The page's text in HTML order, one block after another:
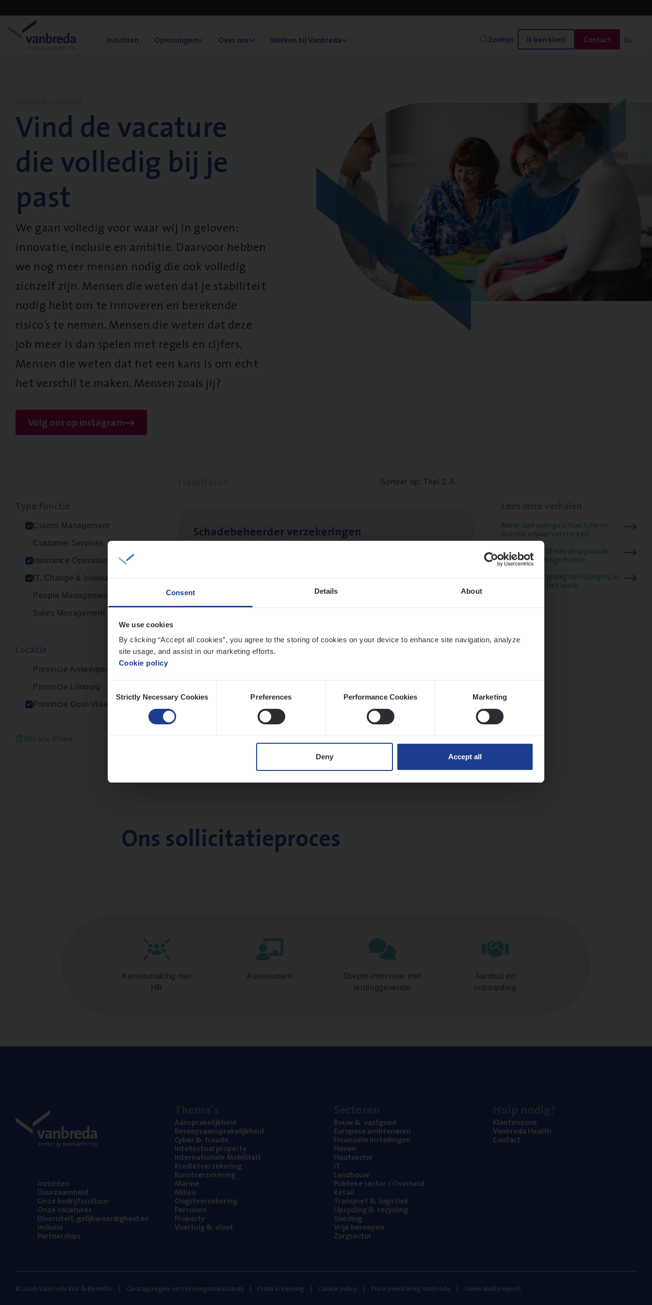
Consent Details About
We use cookies
By clicking “Accept all cookies”, you agree to the storing of cookies on your device to enhance site navigation, analyze
site usage, and assist in our marketing efforts.
Cookie policy
Selection
Strictly Necessary Cookies Preferences Performance Cookies Marketing
Deny Accept all
Inzichten Oplossingen Over ons Werken bij Vanbreda Zoeken Ik ben klant Contact NL
Vind de vacature
die volledig bij je
past
We gaan volledig voor waar wij in geloven:
innovatie, inclusie en ambitie. Daarvoor hebben
we nog meer mensen nodig die ook volledig
zichzelf zijn. Mensen die weten dat je stabiliteit
nodig hebt om te innoveren en berekende
risico’s te nemen. Mensen die weten dat deze
job meer is dan spelen met regels en cijfers.
Mensen die weten dat het een kans is om écht
het verschil te maken. Mensen zoals jij?
Volg ons op instagram
Claims Management
Customer Services
Insurance Operations
IT, Change & Innovation
People Management
Sales Management
Provincie Antwerpen
Provincie Limburg
Provincie Oost-Vlaanderen
Wis alle filters
Sorteer op: Titel Z-A
Scha­de­be­heer­der verzekeringen Meer dan collega’s: hoe Julie en
Aurélie elkaar versterken
Mathias houdt van diepgaande
dossiers én droge humor
Thalia zoekt graag oplossingen, in
games én op het werk
Ons sollicitatieproces
Kennismaking met
HR
Assessment
Diepte-interview met
leidinggevende
Aanbod en
onboarding
Inzich­ten
Duur­zaam­heid
Onze bedrijfs­cul­tuur
Onze vaca­tu­res
Diver­si­teit, gelijk­waar­dig­heid en
inclusie
Part­ner­ships
Aan­spra­ke­lijk­heid
Beroeps­aan­spra­ke­lijk­heid
Cyber& fraude
Intel­lec­tu­al property
Inter­na­ti­o­na­le Mobiliteit
Kre­diet­ver­ze­ke­ring
Kunst­ver­ze­ke­ring
Mari­ne
Mili­eu
Oogst­ver­ze­ke­ring
Per­so­nen
Pro­per­ty
Voer­tuig& vloot
Bouw& vastgoed
Euro­pe­se ambtenaren
Finan­ci­ë­le instellingen
Haven
Hout­sec­tor
IT
Land­bouw
Publie­ke sec­tor / Overheid
Retail
Trans­port& logistiek
Upcy­cling& recycling
Voe­ding
Vrije beroe­pen
Zorg­sec­tor
Klan­ten­zo­ne
Van­b­re­da Health
Con­tact
© 2026 Vanbreda Risk & Benefits Gedragsregels verzekeringsmakelaardij FSMA Erkenning Cookie policy Privacyverklaring Vanbreda Vulnerability report